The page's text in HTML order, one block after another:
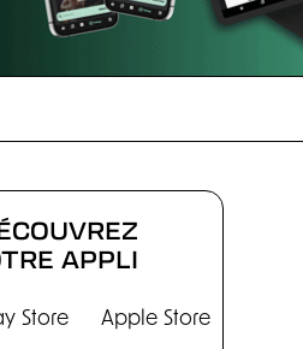
APPLI
Store Apple Store